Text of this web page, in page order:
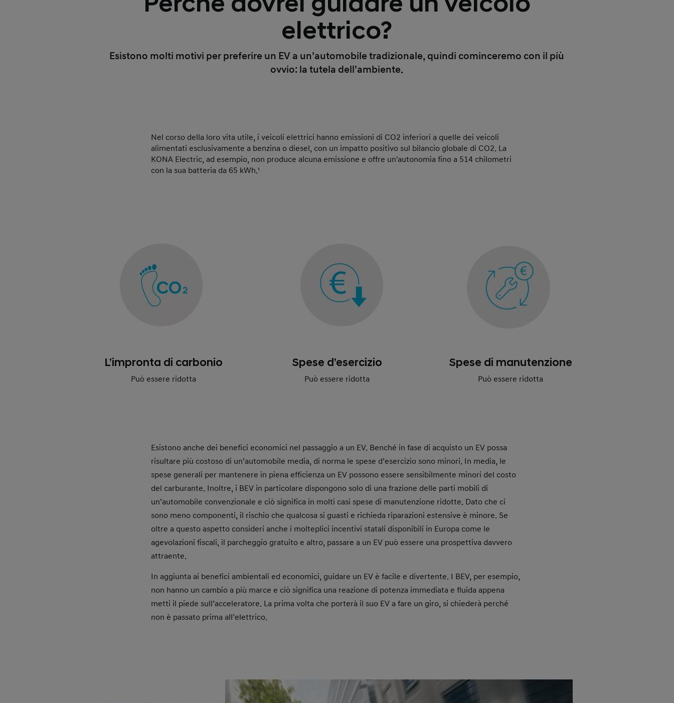
elettrico?
Esistono molti motivi per preferire un EV a un’automobile tradizionale, quindi cominceremo con il più
ovvio: la tutela dell’ambiente.
Nel corso della loro vita utile, i veicoli elettrici hanno emissioni di CO2 inferiori a quelle dei veicoli
alimentati esclusivamente a benzina o diesel, con un impatto positivo sul bilancio globale di CO2. La
KONA Electric, ad esempio, non produce alcuna emissione e offre un'autonomia fino a 514 chilometri
con la sua batteria da 65 kWh.¹
L’impronta di carbonio
Può essere ridotta
Spese d’esercizio
Può essere ridotta
Spese di manutenzione
Può essere ridotta
Esistono anche dei benefici economici nel passaggio a un EV. Benché in fase di acquisto un EV possa
risultare più costoso di un’automobile media, di norma le spese d’esercizio sono minori. In media, le
spese generali per mantenere in piena efficienza un EV possono essere sensibilmente minori del costo
del carburante. Inoltre, i BEV in particolare dispongono solo di una frazione delle parti mobili di
un’automobile convenzionale e ciò significa in molti casi spese di manutenzione ridotte. Dato che ci
sono meno componenti, il rischio che qualcosa si guasti e richieda riparazioni estensive è minore. Se
oltre a questo aspetto consideri anche i molteplici incentivi statali disponibili in Europa come le
agevolazioni fiscali, il parcheggio gratuito e altro, passare a un EV può essere una prospettiva davvero
attraente.
In aggiunta ai benefici ambientali ed economici, guidare un EV è facile e divertente. I BEV, per esempio,
non hanno un cambio a più marce e ciò significa una reazione di potenza immediata e fluida appena
metti il piede sull’acceleratore. La prima volta che porterà il suo EV a fare un giro, si chiederà perché
non è passato prima all’elettrico.